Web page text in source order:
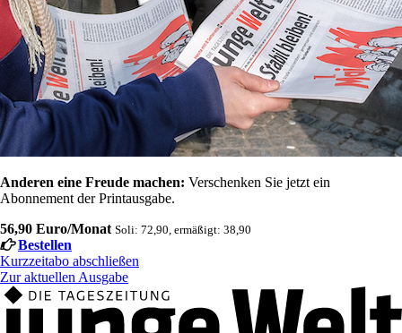
Anderen eine Freude machen: Verschenken Sie jetzt ein
Abonnement der Printausgabe.
56,90 Euro/Monat Soli: 72,90, ermäßigt: 38,90
Bestellen
Kurzzeitabo abschließen
Zur aktuellen Ausgabe